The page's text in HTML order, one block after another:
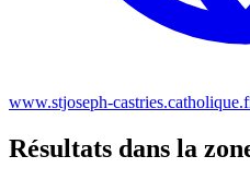
www.stjoseph-
Résultats dans la